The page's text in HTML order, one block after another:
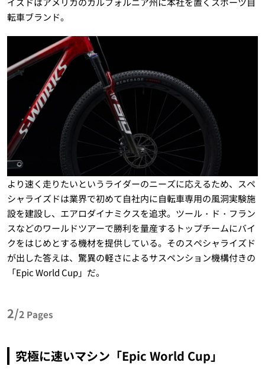
転車ブランド。
より速く走りたいというライダーのニーズに応えるため、スペ
シャライズドは業界で初めて自社内に自転車専用の風洞実験施
設を建設し、エアロダイナミクスを追求。ツール・ド・フラン
スなどのワールドツアーで勝利を量産するトップチームにバイ
クをはじめとする機材を提供している。そのスペシャライズド
が出した答えは、驚異の軽さによるサスペンション機構付きの
「Epic World Cup」だ。
2/2 Pages
究極に速いマシン「Epic World Cup」